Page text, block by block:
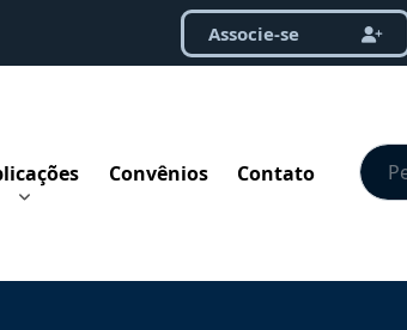
Associe-se
Convênios Contato
Ir